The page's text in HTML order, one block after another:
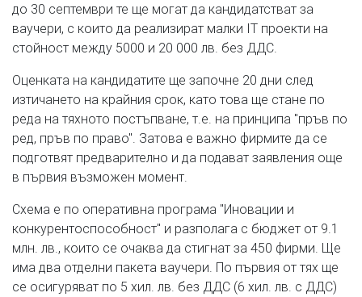
до 30 септември те ще могат да кандидатстват за
ваучери, с които да реализират малки IT проекти на
стойност между 5000 и 20 000 лв. без ДДС.
Оценката на кандидатите ще започне 20 дни след
изтичането на крайния срок, като това ще стане по
реда на тяхното постъпване, т.е. на принципа "пръв по
ред, пръв по право". Затова е важно фирмите да се
подготвят предварително и да подават заявления още
в първия възможен момент.
Схема е по оперативна програма "Иновации и
конкурентоспособност" и разполага с бюджет от 9.1
млн. лв., които се очаква да стигнат за 450 фирми. Ще
има два отделни пакета ваучери. По първия от тях ще
се осигуряват по 5 хил. лв. без ДДС (6 хил. лв. с ДДС)